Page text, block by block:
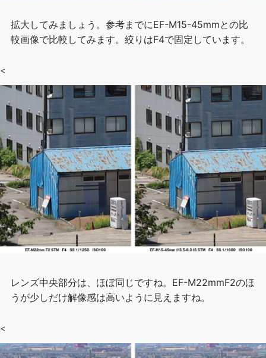
拡大してみましょう。参考までにEF-M15-45mmとの比
較画像で比較してみます。絞りはF4で固定しています。
<
レンズ中央部分は、ほぼ同じですね。EF-M22mmF2のほ
うが少しだけ解像感は高いように見えますね。
<